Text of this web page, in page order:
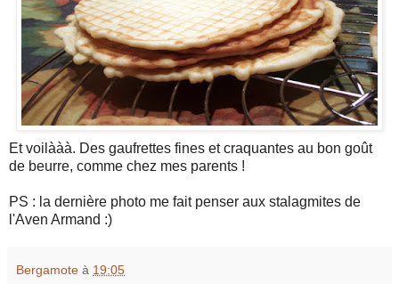
Et voilààà. Des gaufrettes fines et craquantes au bon goût
de beurre, comme chez mes parents !
PS : la dernière photo me fait penser aux stalagmites de
l'Aven Armand :)
Bergamote à 19:05